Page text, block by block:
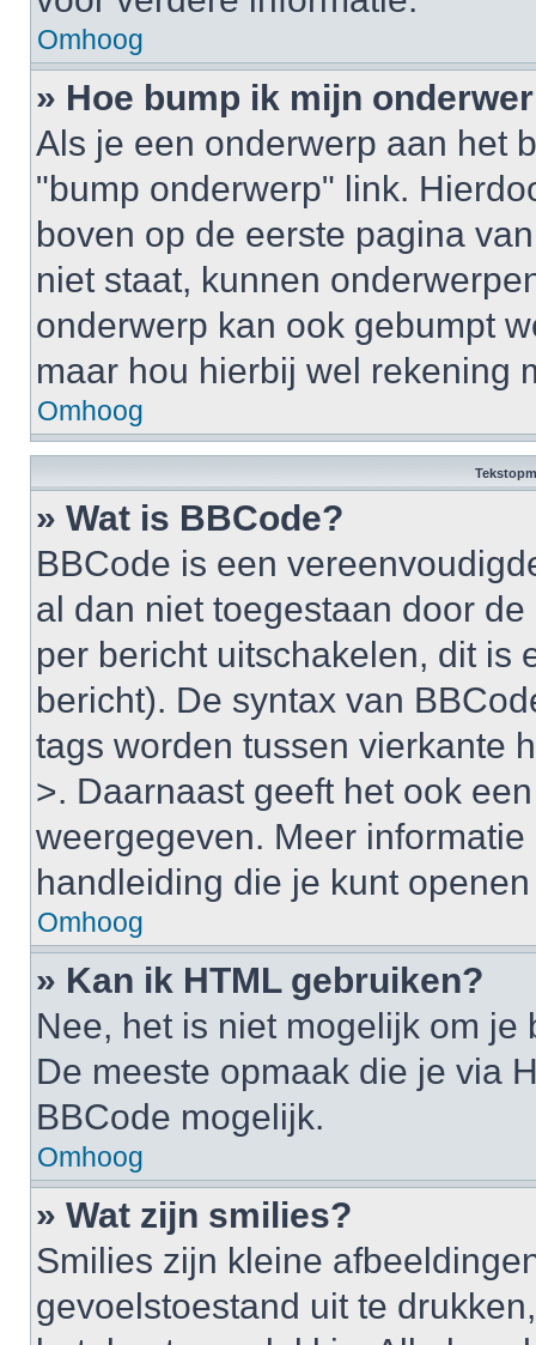
Omhoog
» Hoe bump ik mijn
Als je een onderwerp aan het
"bump onderwerp" link.
boven op de eerste pagina
niet staat, kunnen
onderwerp kan ook gebumpt
maar hou hierbij wel rekening
Omhoog
» Wat is BBCode?
BBCode is een
al dan niet toegestaan door
per bericht uitschakelen, dit is
bericht). De syntax van
tags worden tussen vierkante
>. Daarnaast geeft het ook
weergegeven. Meer
handleiding die je kunt
Omhoog
» Kan ik HTML gebruiken?
Nee, het is niet mogelijk om
De meeste opmaak die je via
BBCode mogelijk.
Omhoog
» Wat zijn smilies?
Smilies zijn kleine
gevoelstoestand uit te